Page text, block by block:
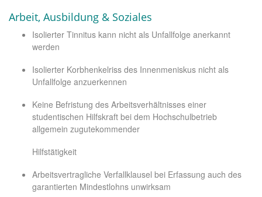
Arbeit, Ausbildung & Soziales
Isolierter Tinnitus kann nicht als Unfallfolge anerkannt
werden
Isolierter Korbhenkelriss des Innenmeniskus nicht als
Unfallfolge anzuerkennen
Keine Befristung des Arbeitsverhältnisses einer
studentischen Hilfskraft bei dem Hochschulbetrieb
allgemein zugutekommender
Hilfstätigkeit
Arbeitsvertragliche Verfallklausel bei Erfassung auch des
garantierten Mindestlohns unwirksam